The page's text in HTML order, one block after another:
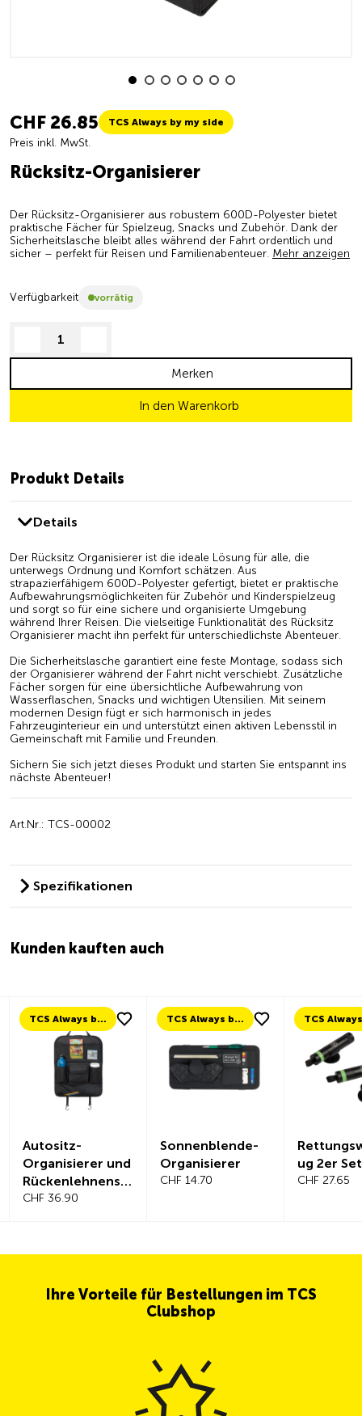
CHF 26.85 TCS Always by my side
Preis inkl. MwSt.
Rücksitz-Organisierer
Der Rücksitz-Organisierer aus robustem 600D-Polyester bietet
praktische Fächer für Spielzeug, Snacks und Zubehör. Dank der
Sicherheitslasche bleibt alles während der Fahrt ordentlich und
sicher – perfekt für Reisen und Familienabenteuer. Mehr anzeigen
Verfügbarkeit vorrätig
decrease quantity
In den Warenkorb
Merken
Produkt Details
Details
Der Rücksitz Organisierer ist die ideale Lösung für alle, die
unterwegs Ordnung und Komfort schätzen. Aus
strapazierfähigem 600D-Polyester gefertigt, bietet er praktische
Aufbewahrungsmöglichkeiten für Zubehör und Kinderspielzeug
und sorgt so für eine sichere und organisierte Umgebung
während Ihrer Reisen. Die vielseitige Funktionalität des Rücksitz
Organisierer macht ihn perfekt für unterschiedlichste Abenteuer.
Die Sicherheitslasche garantiert eine feste Montage, sodass sich
der Organisierer während der Fahrt nicht verschiebt. Zusätzliche
Fächer sorgen für eine übersichtliche Aufbewahrung von
Wasserflaschen, Snacks und wichtigen Utensilien. Mit seinem
modernen Design fügt er sich harmonisch in jedes
Fahrzeuginterieur ein und unterstützt einen aktiven Lebensstil in
Gemeinschaft mit Familie und Freunden.
Sichern Sie sich jetzt dieses Produkt und starten Sie entspannt ins
nächste Abenteuer!
Art.Nr.: TCS-00002
Spezifikationen
Kunden kauften auch
TCS Always by my side
Autositz-
Organisierer und
Rückenlehnensc
hutz
CHF 36.90
TCS Always by my side
Sonnenblende-
Organisierer
CHF 14.70
ug 2er Set
CHF 27.65
Ihre Vorteile für Bestellungen im TCS
Clubshop